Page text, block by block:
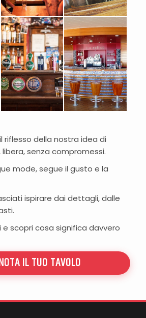
riflesso della nostra idea di
senza compromessi.
mode, segue il gusto e la
ispirare dai dettagli, dalle
e scopri cosa significa davvero
IL TUO TAVOLO